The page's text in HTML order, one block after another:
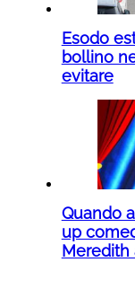
Esodo
bollino
evitare
Quando
up
Meredith